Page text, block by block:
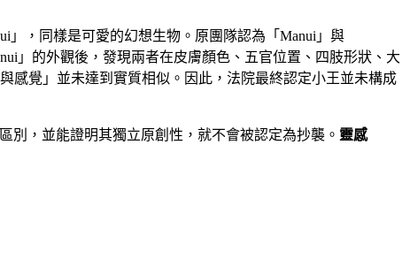
，同樣是可愛的幻想生物。原團隊認為「Manui」與
」的外觀後，發現兩者在皮膚顏色、五官位置、四肢形狀、大
感覺」並未達到實質相似。因此，法院最終認定小王並未構成
別，並能證明其獨立原創性，就不會被認定為抄襲。 靈感